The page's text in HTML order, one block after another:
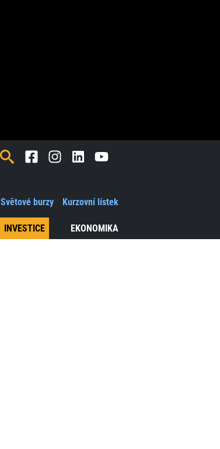
INVESTICE EKONOMIKA
Světové burzy Kurzovní lístek
FacebookInstagramLinkedInYoutube